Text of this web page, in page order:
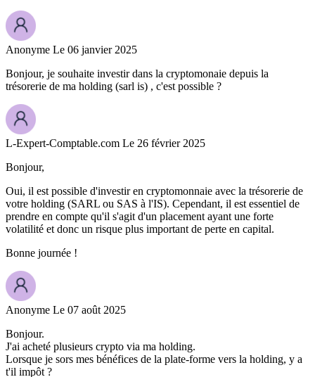
Anonyme Le 06 janvier 2025
Bonjour, je souhaite investir dans la cryptomonaie depuis la
trésorerie de ma holding (sarl is) , c'est possible ?
L-Expert-Comptable.com Le 26 février 2025
Bonjour,
Oui, il est possible d'investir en cryptomonnaie avec la trésorerie de
votre holding (SARL ou SAS à l'IS). Cependant, il est essentiel de
prendre en compte qu'il s'agit d'un placement ayant une forte
volatilité et donc un risque plus important de perte en capital.
Bonne journée !
Anonyme Le 07 août 2025
Bonjour.
J'ai acheté plusieurs crypto via ma holding.
Lorsque je sors mes bénéfices de la plate-forme vers la holding, y a
t'il impôt ?